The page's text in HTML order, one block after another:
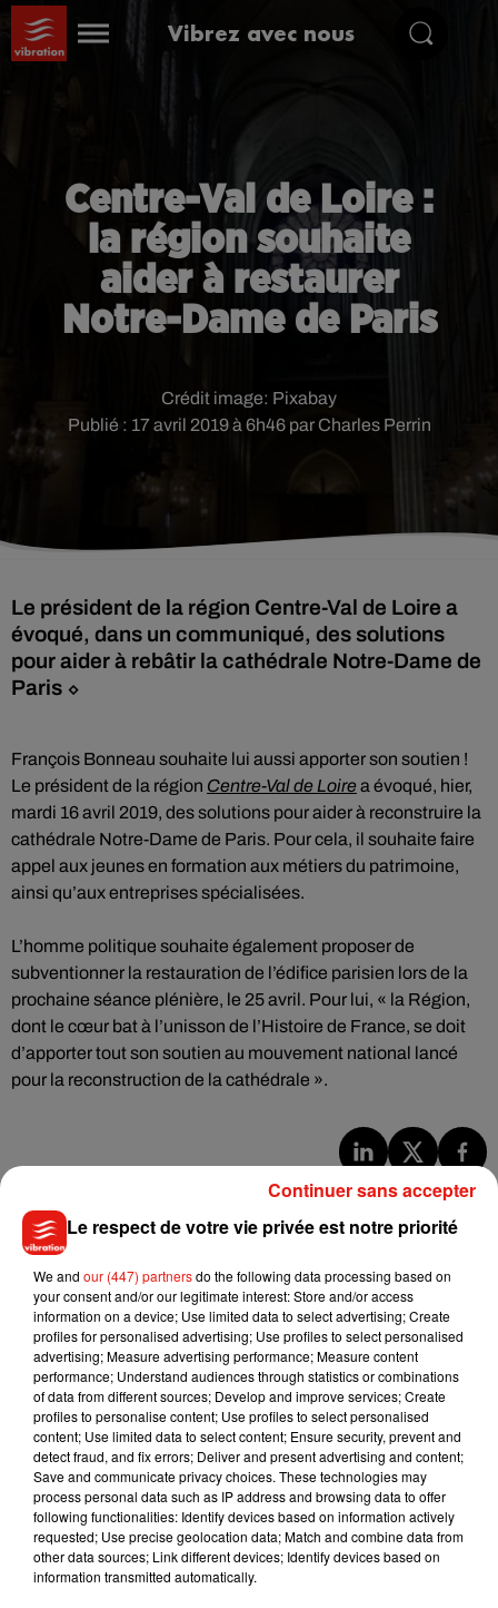
Vibrez avec nous
Centre-Val de Loire :
la région souhaite
aider à restaurer
Notre-Dame de Paris
Publié : 17 avril 2019 à 6h46 par Charles Perrin
Crédit image: Pixabay
Le président de la région Centre-Val de Loire a
évoqué, dans un communiqué, des solutions
pour aider à rebâtir la cathédrale Notre-Dame de
Paris ⬦
François Bonneau souhaite lui aussi apporter son soutien !
Le président de la région Centre-Val de Loirea évoqué, hier,
mardi 16 avril 2019, des solutions pour aider à reconstruire la
cathédrale Notre-Dame de Paris. Pour cela, il souhaite faire
appel aux jeunes en formation aux métiers du patrimoine,
ainsi qu’aux entreprises spécialisées.
L’homme politique souhaite également proposer de
subventionner la restauration de l’édifice parisien lors de la
prochaine séance plénière, le 25 avril. Pour lui, « la Région,
dont le cœur bat à l’unisson de l’Histoire de France, se doit
d’apporter tout son soutien au mouvement national lancé
pour la reconstruction de la cathédrale ».
5 août 2026
Benny Blanco invite Selena Gomez et
Becky G sur son nouveau single
4 août 2026
Tiny Desk invite Charlie Puth pour une
live session solaire
Ariana Grande prendra une pause après
sa tournée mondiale
Le respect de votre vie privée est notre priorité
We and our (447) partnersdo the following data processing based on
your consent and/or our legitimate interest: Store and/or access
information on a device; Use limited data to select advertising; Create
profiles for personalised advertising; Use profiles to select personalised
advertising; Measure advertising performance; Measure content
performance; Understand audiences through statistics or combinations
of data from different sources; Develop and improve services; Create
profiles to personalise content; Use profiles to select personalised
content; Use limited data to select content; Ensure security, prevent and
detect fraud, and fix errors; Deliver and present advertising and content;
Save and communicate privacy choices. These technologies may
process personal data such as IP address and browsing data to offer
following functionalities: Identify devices based on information actively
requested; Use precise geolocation data; Match and combine data from
other data sources; Link different devices; Identify devices based on
information transmitted automatically.
Continuer sans accepter